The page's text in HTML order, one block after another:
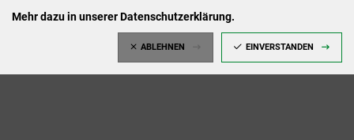
Mehr dazu in unserer Datenschutzerklärung.
ABLEHNEN EINVERSTANDEN
Donnerstag: 09:00-12:00 /14:00-18:00 Uhr
Freitag: 09:00-12:00 Uhr